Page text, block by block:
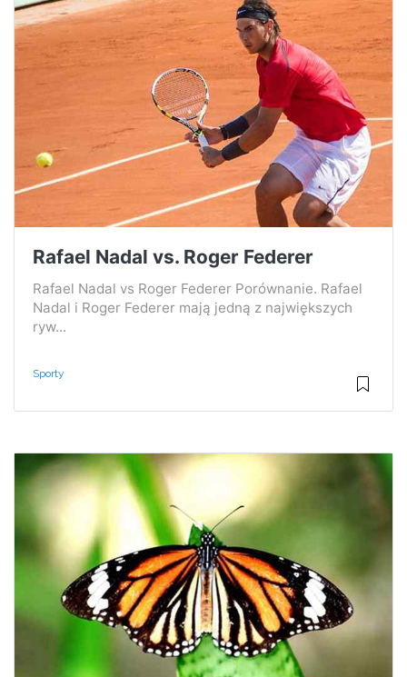
Rafael Nadal vs. Roger Federer
Rafael Nadal vs Roger Federer Porównanie. Rafael
Nadal i Roger Federer mają jedną z największych
ryw...
Sporty